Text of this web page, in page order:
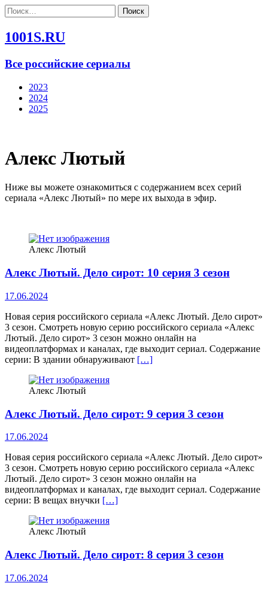
Найти:
1001S.RU
Все российские сериалы
2023
2024
2025
Алекс Лютый
Ниже вы можете ознакомиться с содержанием всех серий
сериала «Алекс Лютый» по мере их выхода в эфир.
Алекс Лютый
Алекс Лютый. Дело сирот: 10 серия 3 сезон
17.06.2024
Новая серия российского сериала «Алекс Лютый. Дело сирот»
3 сезон. Смотреть новую серию российского сериала «Алекс
Лютый. Дело сирот» 3 сезон можно онлайн на
видеоплатформах и каналах, где выходит сериал. Содержание
серии: В здании обнаруживают […]
Алекс Лютый
Алекс Лютый. Дело сирот: 9 серия 3 сезон
17.06.2024
Новая серия российского сериала «Алекс Лютый. Дело сирот»
3 сезон. Смотреть новую серию российского сериала «Алекс
Лютый. Дело сирот» 3 сезон можно онлайн на
видеоплатформах и каналах, где выходит сериал. Содержание
серии: В вещах внучки […]
Алекс Лютый
Алекс Лютый. Дело сирот: 8 серия 3 сезон
17.06.2024